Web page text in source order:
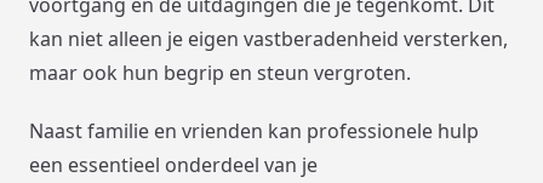
kan niet alleen je eigen vastberadenheid versterken,
maar ook hun begrip en steun vergroten.
Naast familie en vrienden kan professionele hulp
een essentieel onderdeel van je